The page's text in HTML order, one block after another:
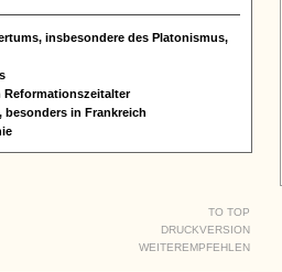
insbesondere des Platonismus,
Reformationszeitalter
besonders in Frankreich
TO TOP
DRUCKVERSION
WEITEREMPFEHLEN